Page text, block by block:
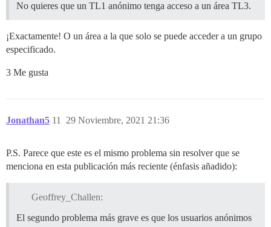
No quieres que un TL1 anónimo tenga acceso a un área TL3.
¡Exactamente! O un área a la que solo se puede acceder a un grupo
especificado.
3 Me gusta
Jonathan5 29 Noviembre, 2021 21:36
11
P.S. Parece que este es el mismo problema sin resolver que se
menciona en esta publicación más reciente (énfasis añadido):
Geoffrey_Challen:
El segundo problema más grave es que los usuarios anónimos